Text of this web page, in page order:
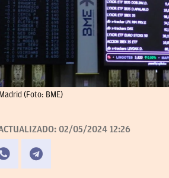
(Foto: BME)
02/05/2024 12:26